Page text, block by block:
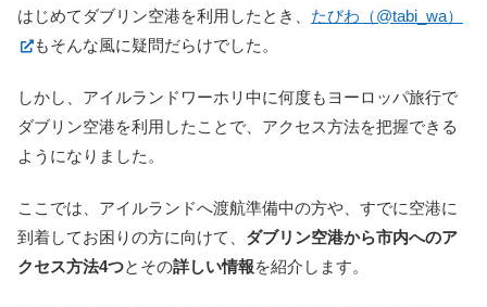
はじめてダブリン空港を利用したとき、 たびわ（@tabi_wa）
もそんな風に疑問だらけでした。
しかし、アイルランドワーホリ中に何度もヨーロッパ旅行で
ダブリン空港を利用したことで、アクセス方法を把握できる
ようになりました。
ここでは、アイルランドへ渡航準備中の方や、すでに空港に
到着してお困りの方に向けて、 ダブリン空港から市内へのア
クセス方法4つとその詳しい情報を紹介します。